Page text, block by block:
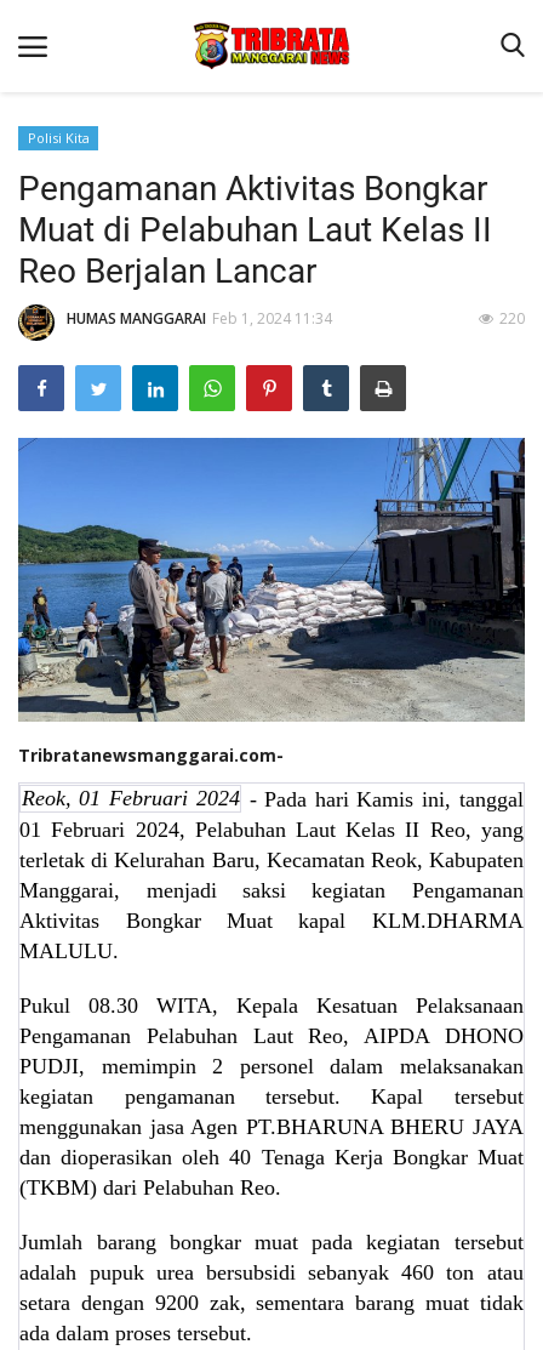
Beranda
Binkam
Kapolres Manggarai Imbau Masyarakat Waspada Cuaca
Kapolres Manggarai Imbau Masyarakat Waspada Cuaca
Reskrim
Lantas
Mitra Polisi
Polisi Kita
Pengamanan Aktivitas Bongkar
Muat di Pelabuhan Laut Kelas II
Reo Berjalan Lancar
HUMAS MANGGARAI Feb 1, 2024 11:34 220
Tribratanewsmanggarai.com-
Reok, 01 Februari 2024 - Pada hari Kamis ini, tanggal
01 Februari 2024, Pelabuhan Laut Kelas II Reo, yang
terletak di Kelurahan Baru, Kecamatan Reok, Kabupaten
Manggarai, menjadi saksi kegiatan Pengamanan
Aktivitas Bongkar Muat kapal KLM.DHARMA
MALULU.
Pukul 08.30 WITA, Kepala Kesatuan Pelaksanaan
Pengamanan Pelabuhan Laut Reo, AIPDA DHONO
PUDJI, memimpin 2 personel dalam melaksanakan
kegiatan pengamanan tersebut. Kapal tersebut
menggunakan jasa Agen PT.BHARUNA BHERU JAYA
dan dioperasikan oleh 40 Tenaga Kerja Bongkar Muat
(TKBM) dari Pelabuhan Reo.
Jumlah barang bongkar muat pada kegiatan tersebut
adalah pupuk urea bersubsidi sebanyak 460 ton atau
setara dengan 9200 zak, sementara barang muat tidak
ada dalam proses tersebut.